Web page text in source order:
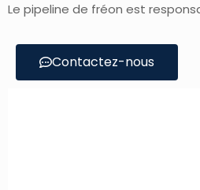
Le pipeline de fréon est
Contactez-nous